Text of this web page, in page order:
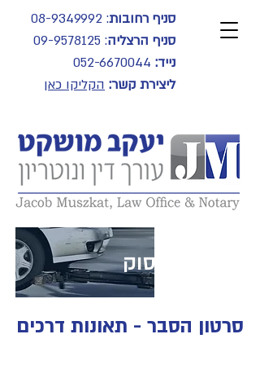
סניף רחובות:
08-9349992
סניף הרצליה:
09-9578125
נייד: 052-6670044
ליצירת קשר: הקליקו כאן
תחומי עיסוק
סרטון הסבר - תאונות דרכים